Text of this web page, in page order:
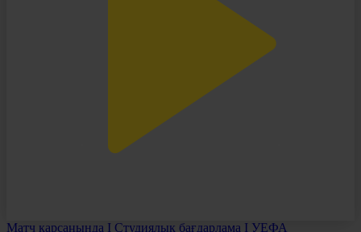
Матч қарсаңында І Студиялық бағдарлама І УЕФА